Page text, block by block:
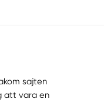
sajten
att vara en